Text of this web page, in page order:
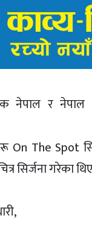
र नेपाल
On The Spot
सिर्जना गरेका